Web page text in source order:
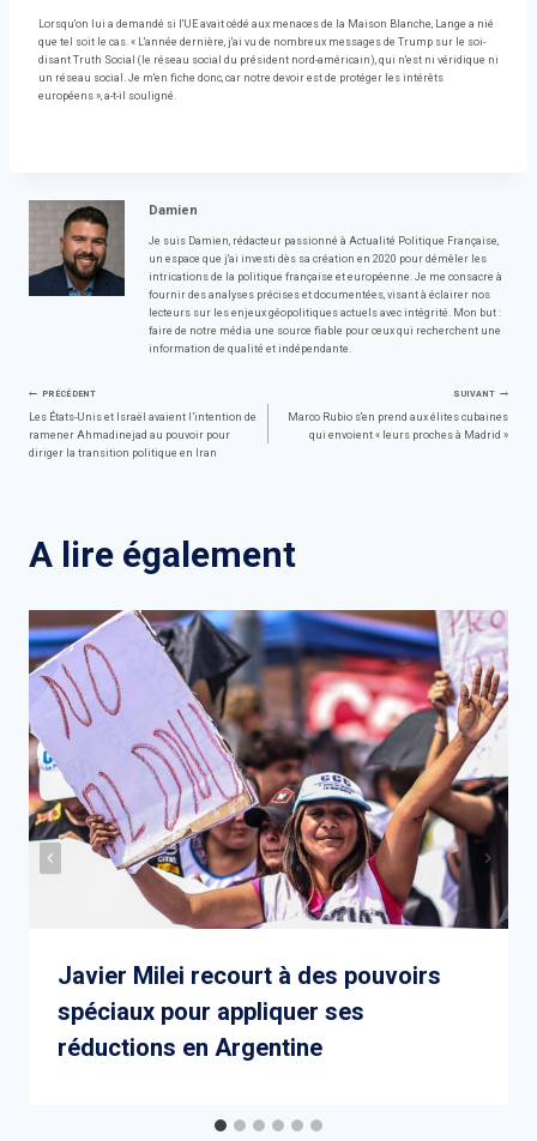
Lorsqu'on lui a demandé si l'UE avait cédé aux menaces de la Maison Blanche, Lange a nié
que tel soit le cas. « L'année dernière, j'ai vu de nombreux messages de Trump sur le soi-
disant Truth Social (le réseau social du président nord-américain), qui n'est ni véridique ni
un réseau social. Je m'en fiche donc, car notre devoir est de protéger les intérêts
européens », a-t-il souligné.
Damien
Je suis Damien, rédacteur passionné à Actualité Politique Française,
un espace que j'ai investi dès sa création en 2020 pour démêler les
intrications de la politique française et européenne. Je me consacre à
fournir des analyses précises et documentées, visant à éclairer nos
lecteurs sur les enjeux géopolitiques actuels avec intégrité. Mon but :
faire de notre média une source fiable pour ceux qui recherchent une
information de qualité et indépendante.
Navigation
de
PRÉCÉDENT
Les États-Unis et Israël avaient l’intention de
ramener Ahmadinejad au pouvoir pour
diriger la transition politique en Iran
SUIVANT
Marco Rubio s'en prend aux élites cubaines
qui envoient « leurs proches à Madrid »
A lire également
Javier Milei recourt à des pouvoirs
spéciaux pour appliquer ses
réductions en Argentine